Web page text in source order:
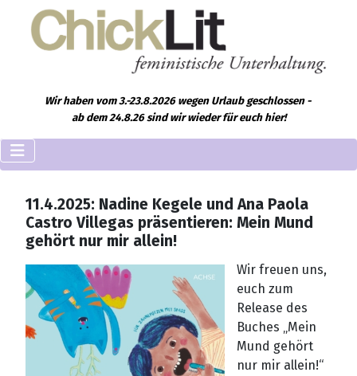
Wir haben vom 3.-23.8.2026 wegen Urlaub geschlossen -
ab dem 24.8.26 sind wir wieder für euch hier!
11.4.2025: Nadine Kegele und Ana Paola
Castro Villegas präsentieren: Mein Mund
gehört nur mir allein!
Wir freuen uns,
euch zum
Release des
Buches „Mein
Mund gehört
nur mir allein!“